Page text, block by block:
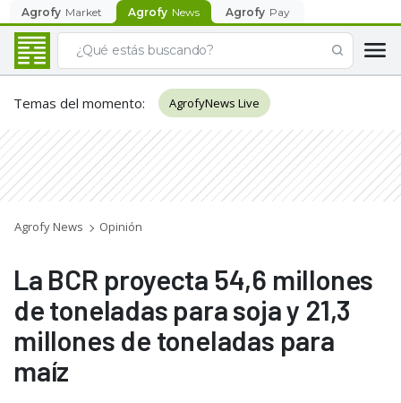
Agrofy Market Agrofy News Agrofy Pay
Temas del momento: AgrofyNews Live
Agrofy News Opinión
La BCR proyecta 54,6 millones
de toneladas para soja y 21,3
millones de toneladas para
maíz